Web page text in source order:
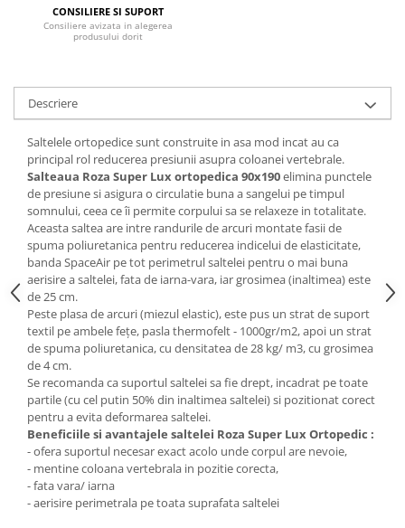
Mese gradinita
Scaune gradinita
Mobilier copii
Mobila camera copii
Scaune birou pentru copii
Saltele patuturi copii
Paturi copii
Masa si scaune gradinita
Seturi comode living si dormitor
CONSILIERE SI SUPORT
Consiliere avizata in alegerea
produsului dorit
Descriere
Saltelele ortopedice sunt construite in asa mod incat au ca
principal rol reducerea presiunii asupra coloanei vertebrale.
Salteaua Roza Super Lux ortopedica 90x190elimina punctele
de presiune si asigura o circulatie buna a sangelui pe timpul
somnului, ceea ce îi permite corpului sa se relaxeze in totalitate.
Aceasta saltea are intre randurile de arcuri montate fasii de
spuma poliuretanica pentru reducerea indicelui de elasticitate,
banda SpaceAir pe tot perimetrul saltelei pentru o mai buna
aerisire a saltelei, fata de iarna-vara, iar grosimea (inaltimea) este
de 25 cm.
Peste plasa de arcuri (miezul elastic), este pus un strat de suport
textil pe ambele feţe, pasla thermofelt - 1000gr/m2, apoi un strat
de spuma poliuretanica, cu densitatea de 28 kg/ m3, cu grosimea
de 4 cm.
Se recomanda ca suportul saltelei sa fie drept, incadrat pe toate
partile (cu cel putin 50% din inaltimea saltelei) si pozitionat corect
pentru a evita deformarea saltelei.
Beneficiile si avantajele saltelei Roza Super Lux Ortopedic :
- ofera suportul necesar exact acolo unde corpul are nevoie,
- mentine coloana vertebrala in pozitie corecta,
- fata vara/ iarna
- aerisire perimetrala pe toata suprafata saltelei